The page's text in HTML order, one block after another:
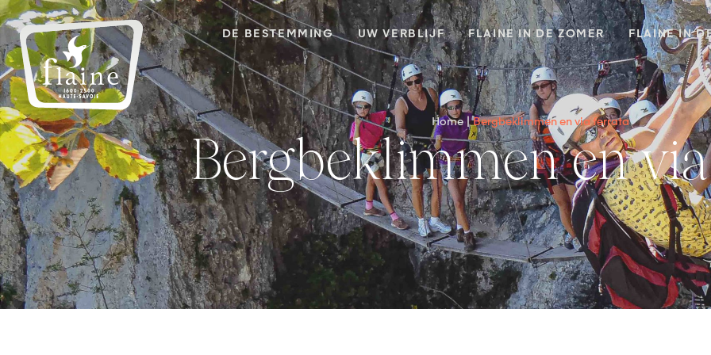
DE BESTEMMING UW VERBLIJF FLAINE IN DE ZOMER FLAINE IN
Home Bergbeklimmen en via ferrata
Bergbeklimmen en